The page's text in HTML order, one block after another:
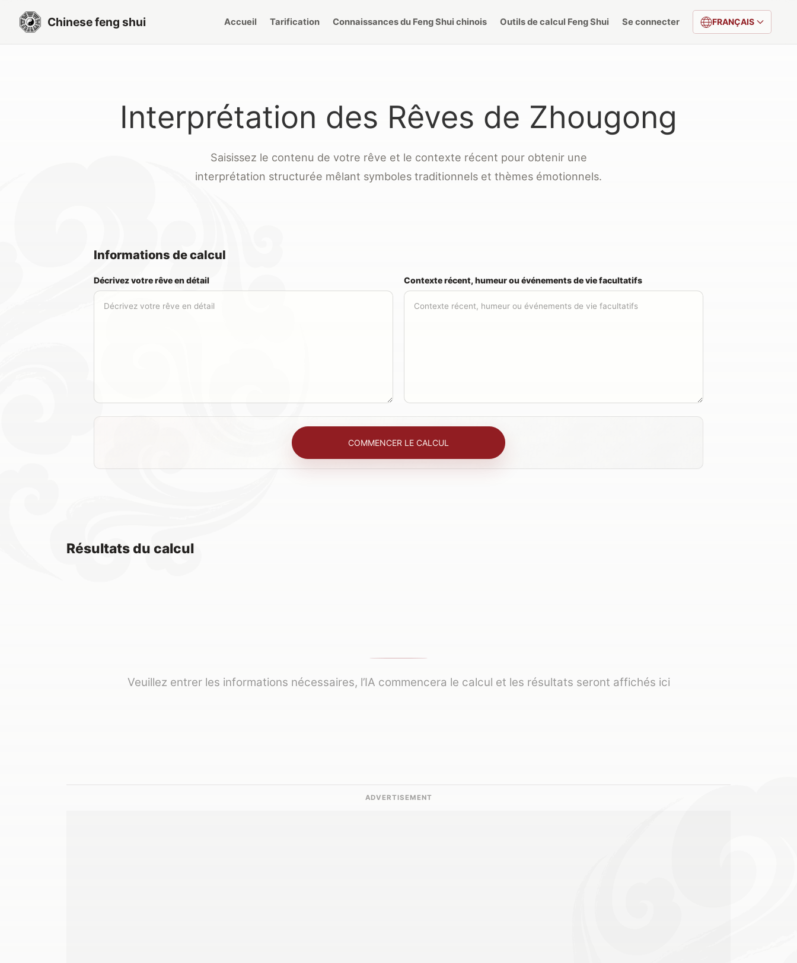
Chinese feng shui Accueil Tarification Connaissances du Feng Shui chinois Outils de calcul Feng Shui Se connecter FRANÇAIS
Interprétation des Rêves de Zhougong
Saisissez le contenu de votre rêve et le contexte récent pour obtenir une
interprétation structurée mêlant symboles traditionnels et thèmes émotionnels.
Informations de calcul
Décrivez votre rêve en détail Contexte récent, humeur ou événements de vie facultatifs
COMMENCER LE CALCUL
Résultats du calcul
Veuillez entrer les informations nécessaires, l’IA commencera le calcul et les résultats seront affichés ici